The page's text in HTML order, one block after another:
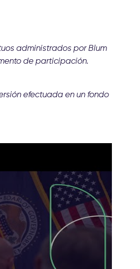
administrados por Blum
de participación.
efectuada en un fondo